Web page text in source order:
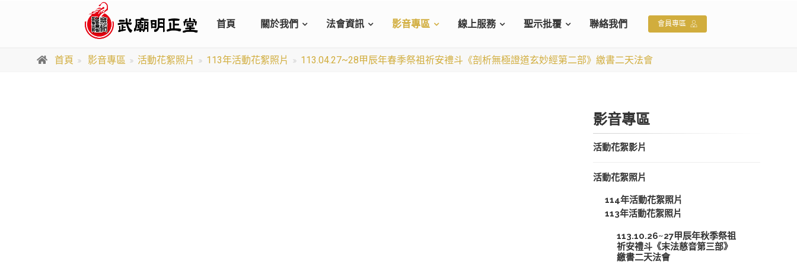
首頁 關於我們 法會資訊 影音專區 線上服務 聖示批覆 聯絡我們 會員專區
首頁 影音專區 活動花絮照片 113年活動花絮照片 113.04.27~28甲辰年春季祭祖祈安禮斗《剖析無極證道玄妙經第二部》繳書二天法會
影音專區
活動花絮影片
活動花絮照片
114年活動花絮照片
113年活動花絮照片
113.10.26~27甲辰年秋季祭祖
祈安禮斗《末法慈音第三部》
繳書二天法會